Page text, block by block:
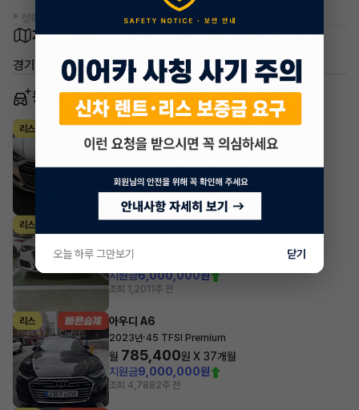
* 정확한 정보는 판매자와 반드시 확인하시기 바랍니다.
차량 위치
경기 파주시 동패동
동일 차종 이어카
리스 아우디 A6
2023년·40 TDI
월1,189,503원 X2개월
조회 407 1주 전
리스
월1,117,550
지원금6,000,000원
조회 1,201 1주 전
리스 아우디 A6
2023년·45 TFSI Premium
월 785,400원 X 37개월
지원금9,000,000원
조회 4,7882주 전
오늘 하루 그만보기 닫기